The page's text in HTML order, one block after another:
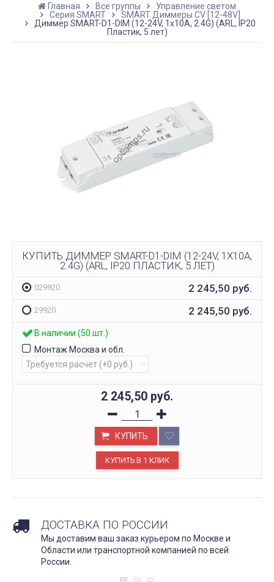
Главная Все группы
Управление светом
Серия SMART
SMART Диммеры CV [12-48V]
Диммер SMART-D1-DIM (12-24V, 1x10A, 2.4G) (ARL, IP20
Пластик, 5 лет)
КУПИТЬ ДИММЕР SMART-D1-DIM (12-24V, 1X10A,
2.4G) (ARL, IP20 ПЛАСТИК, 5 ЛЕТ)
029920 2 245,50 руб.
29920 2 245,50 руб.
В наличии (50 шт.)
Монтаж Москва и обл.
2 245,50 руб.
КУПИТЬ
ДОСТАВКА ПО РОССИИ
Мы доставим ваш заказ курьером по Москве и
Области или транспортной компанией по всей
России.